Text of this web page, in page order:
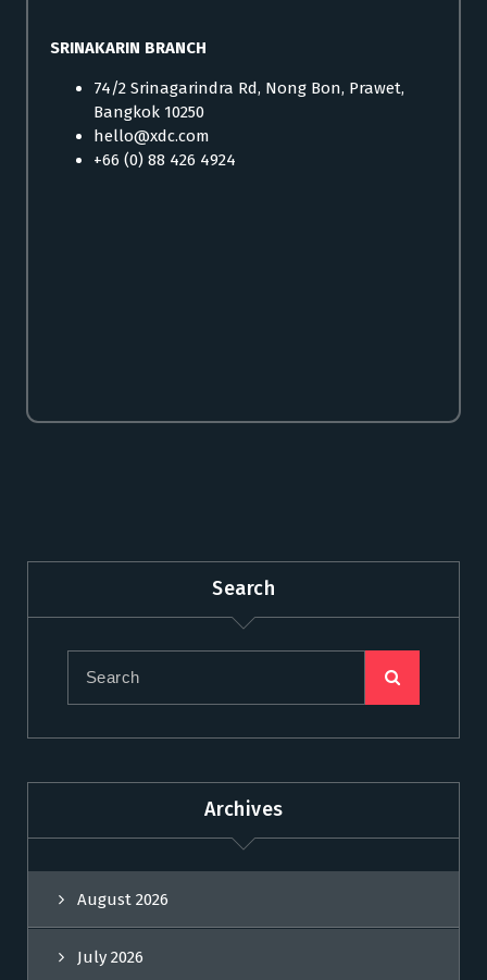
SRINAKARIN BRANCH
74/2 Srinagarindra Rd, Nong Bon, Prawet,
Bangkok 10250
hello@xdc.com
+66 (0) 88 426 4924
Search
Archives
August 2026
July 2026